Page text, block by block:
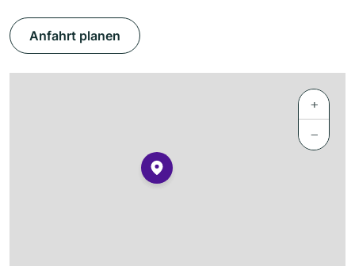
Anfahrt planen
+
−